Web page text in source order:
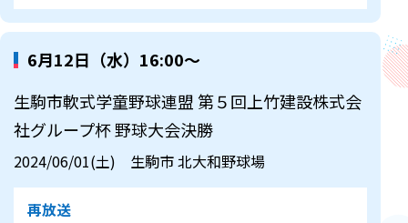
6月12日（水）16:00～
生駒市軟式学童野球連盟 第５回上竹建設株式会
社グループ杯 野球大会決勝
2024/06/01(土) 生駒市 北大和野球場
再放送